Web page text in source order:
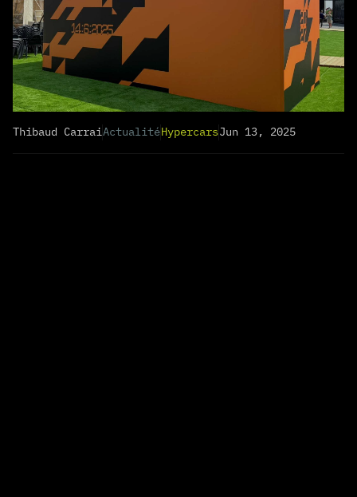
Thibaud CarraiActualitéHypercarsJun 13, 2025